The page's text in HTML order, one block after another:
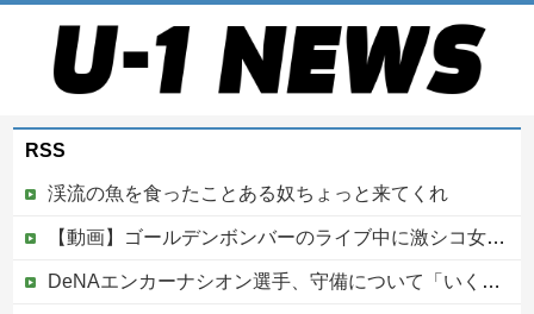
RSS
渓流の魚を食ったことある奴ちょっと来てくれ
【動画】ゴールデンボンバーのライブ中に激シコ女さんが乱入してしまうｗｗｗｗｗ
DeNAエンカーナシオン選手、守備について「いくら得点しても、エラーを重ねれば逆転されてしまう。そういう意味から自分にとっては、打撃よりも守備の方が大事」